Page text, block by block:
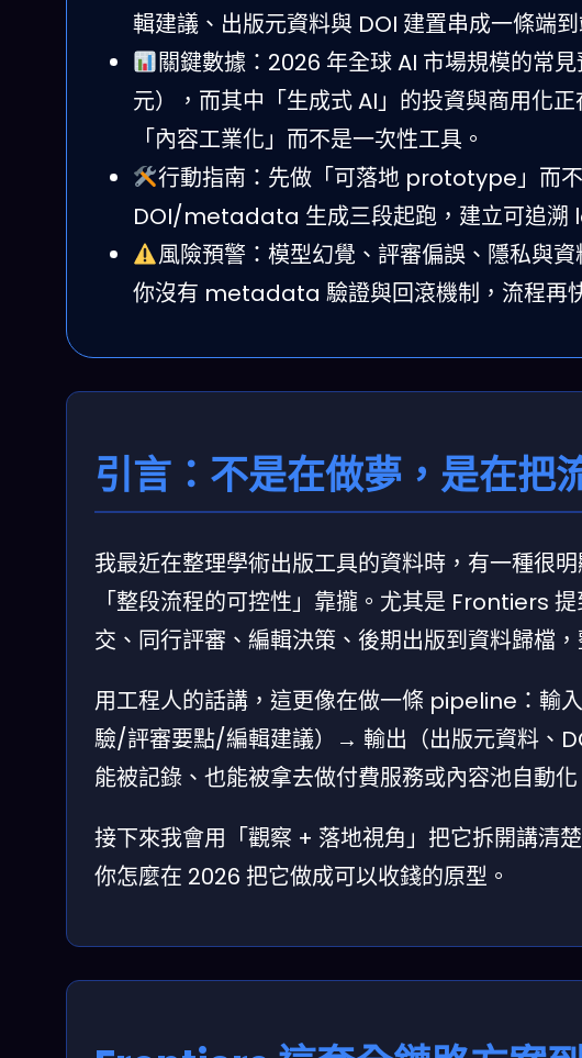
輯建議、出版元資料與 DOI 建置串成一條端到
關鍵數據：2026 年全球 AI 市場規模的常
元），而其中「生成式 AI」的投資與商用化
「內容工業化」而不是一次性工具。
行動指南：先做「可落地 prototype」而
DOI/metadata 生成三段起跑，建立可追溯
風險預警：模型幻覺、評審偏誤、隱私與
你沒有 metadata 驗證與回滾機制，流程再
引言：不是在做夢，是在把
我最近在整理學術出版工具的資料時，有一種很
「整段流程的可控性」靠攏。尤其是 Frontiers
交、同行評審、編輯決策、後期出版到資料歸檔
用工程人的話講，這更像在做一條 pipeline：輸
驗/評審要點/編輯建議）→ 輸出（出版元資料、
能被記錄、也能被拿去做付費服務或內容池自動化
接下來我會用「觀察 + 落地視角」把它拆開講清
你怎麼在 2026 把它做成可以收錢的原型。